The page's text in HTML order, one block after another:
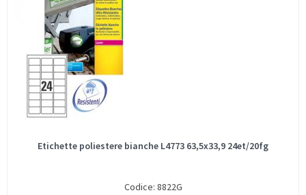
Etichette poliestere bianche L4773 63,5x33,9 24et/20fg
Codice: 8822G